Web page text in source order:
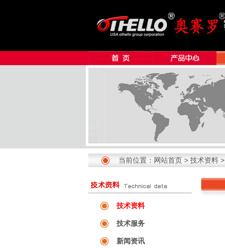
当前位置： 网站首页> 技术资料>
技术资料
技术服务
新闻资讯